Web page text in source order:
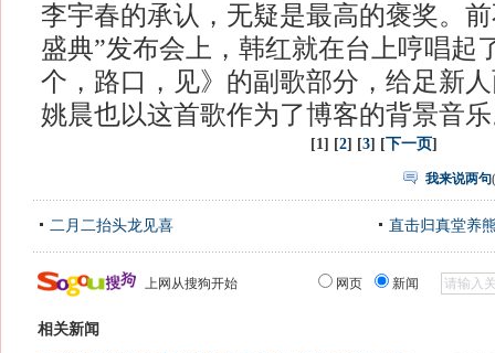
李宇春的承认，无疑是最高的褒奖。
盛典”发布会上，韩红就在台上哼唱起
个，路口，见》的副歌部分，给足新
姚晨也以这首歌作为了博客的背景音
[1] [2] [3] [下一页]
我来说两句(
二月二抬头龙见喜 直击归真堂养
上网从搜狗开始 网页 新闻
相关新闻